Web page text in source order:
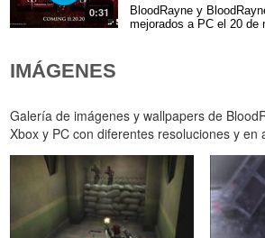
0:31
BloodRayne y
mejorados a PC el 20 de
IMÁGENES
Galería de imágenes y wallpapers de
Xbox y PC con diferentes resoluciones y en